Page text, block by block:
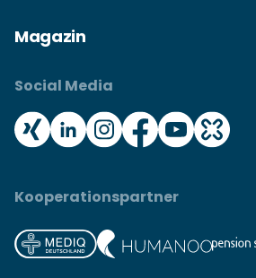
Magazin
Social Media
Kooperationspartner